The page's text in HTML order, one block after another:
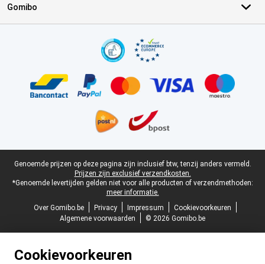
Gomibo
Juridische voettekst
Genoemde prijzen op deze pagina zijn inclusief btw, tenzij anders vermeld.
Prijzen zijn exclusief verzendkosten.
*Genoemde levertijden gelden niet voor alle producten of verzendmethoden:
meer informatie.
Over Gomibo.be
Privacy Impressum
Cookievoorkeuren
Algemene voorwaarden
© 2026 Gomibo.be
Cookievoorkeuren